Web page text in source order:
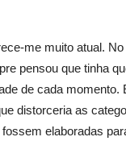
me muito atual.
pensou que tinha
de cada momento.
distorceria as
elaboradas